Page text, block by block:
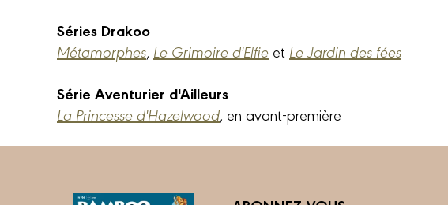
Séries Drakoo
Métamorphes, Le Grimoire d'Elfie et Le Jardin des fées
Série Aventurier d'Ailleurs
La Princesse d'Hazelwood, en avant-première